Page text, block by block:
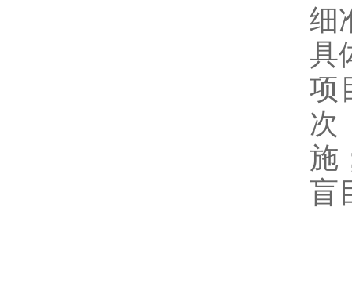
细
具
项
次
施
盲